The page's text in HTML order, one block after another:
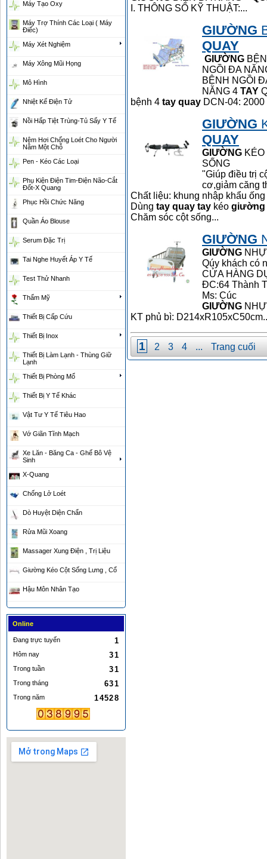
I. THÔNG SỐ KỸ THUẬT:...
GIƯỜNG
QUAY
GIƯỜNG
NGỒI ĐA
BỆNH NGỒI
NĂNG 4 TAY
bệnh 4 tay quay DCN-04:
GIƯỜNG
QUAY
GIƯỜNG
SỐNG
"Giúp điều trị
cơ,giảm căng
Chất liệu: khung nhập khẩu
Dùng tay quay tay kéo giường
Chăm sóc cột sống...
GIƯỜNG
GIƯỜNG
Qúy khách có
CỬA HÀNG
ĐC:64 Thành
Ms: Cúc
GIƯỜNG
KT phủ bì:
1 2 3 4 ... Trang cuối
Máy Tạo Oxy
Máy Trợ Thính Các Loại ( Máy
Điếc)
Máy Xét Nghiệm
Máy Xông Mũi Họng
Mô Hình
Nhiệt Kế Điện Tử
Nồi Hấp Tiệt Trùng-Tủ Sấy Y Tế
Nệm Hơi Chống Loét Cho Người
Nằm Một Chỗ
Pen - Kéo Các Loại
Phụ Kiện Điện Tim-Điện Não-Cắt
Đốt-X Quang
Phục Hồi Chức Năng
Quần Áo Blouse
Serum Đặc Trị
Tai Nghe Huyết Áp Y Tế
Test Thử Nhanh
Thẩm Mỹ
Thiết Bị Cấp Cứu
Thiết Bị Inox
Thiết Bị Làm Lạnh - Thùng Giữ
Lạnh
Thiết Bị Phòng Mổ
Thiết Bị Y Tế Khác
Vật Tư Y Tế Tiêu Hao
Vớ Giãn Tĩnh Mạch
Xe Lăn - Băng Ca - Ghế Bô Vệ
Sinh
X-Quang
Chống Lở Loét
Dò Huyệt Diện Chẩn
Rửa Mũi Xoang
Massager Xung Điện , Trị Liệu
Giường Kéo Cột Sống Lưng , Cổ
Hậu Môn Nhân Tạo
Online
Đang trực tuyến 1
Hôm nay 31
Trong tuần 31
Trong tháng 631
Trong năm 14528